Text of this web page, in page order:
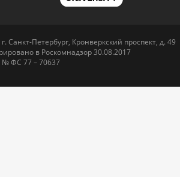
Санкт-Петербург, Кронверкский проспект, д. 49
в Роскомнадзор 30.08.2017
№ ФС 77 – 70637